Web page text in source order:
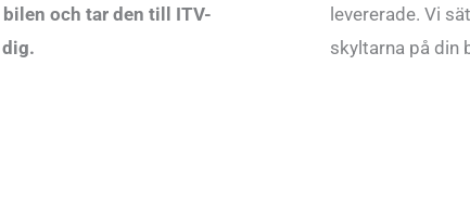
och tar den till ITV-
levererade. Vi
skyltarna på din